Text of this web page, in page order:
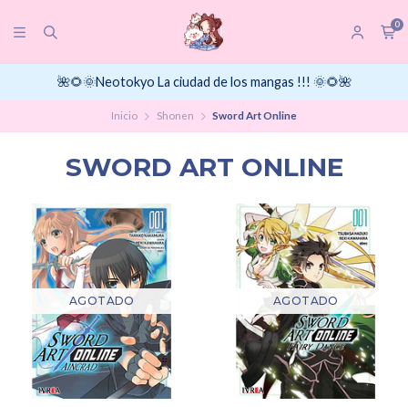
0
🌺🌻🌞Neotokyo La ciudad de los mangas !!! 🌞🌻🌺
Inicio Shonen Sword Art Online
SWORD ART ONLINE
AGOTADO AGOTADO